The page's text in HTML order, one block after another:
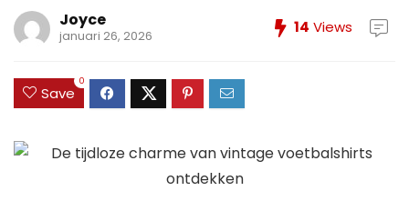
Joyce
januari 26, 2026 14 Views
Save
0